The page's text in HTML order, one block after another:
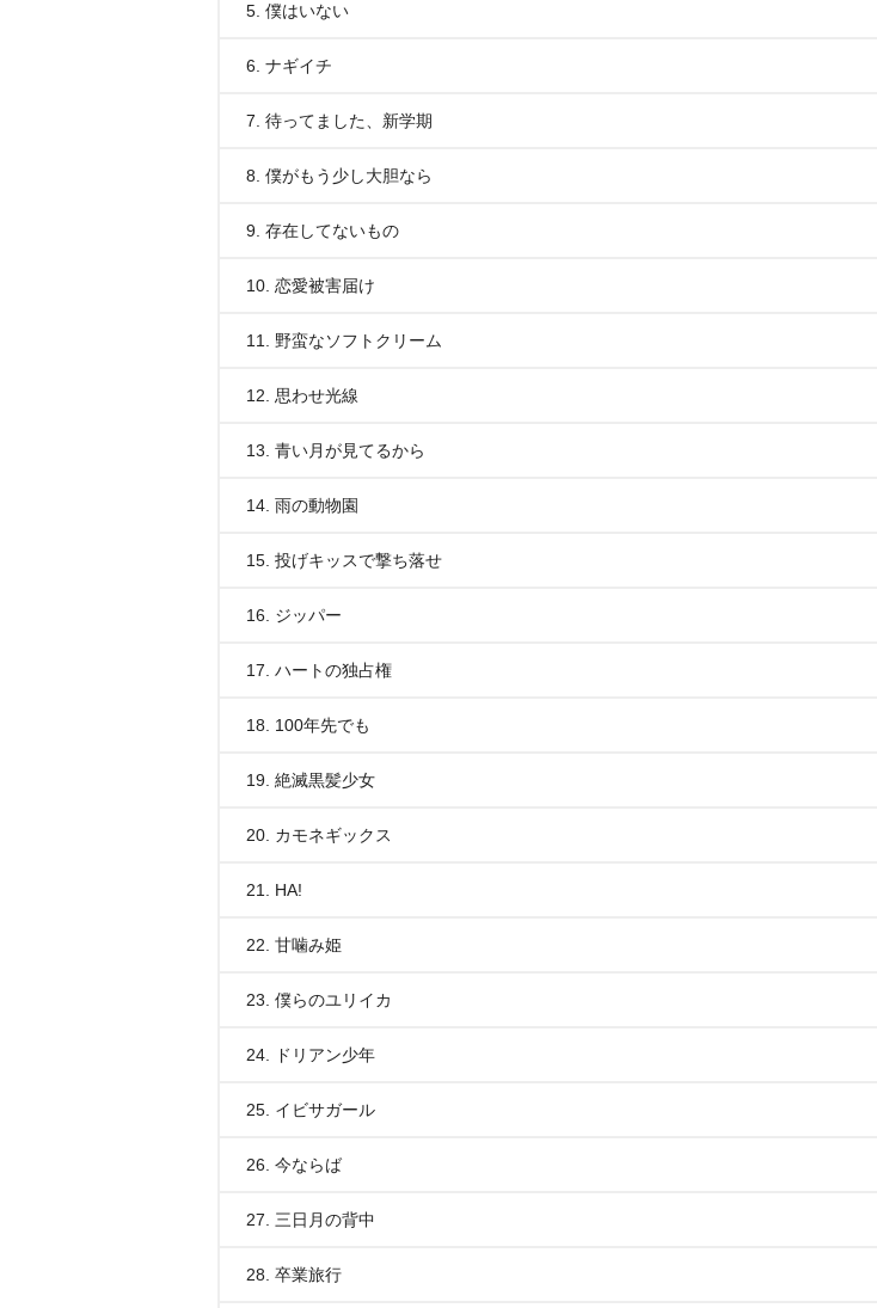
5. 僕はいない
6. ナギイチ
7. 待ってました、新学期
8. 僕がもう少し大胆なら
9. 存在してないもの
10. 恋愛被害届け
11. 野蛮なソフトクリーム
12. 思わせ光線
13. 青い月が見てるから
14. 雨の動物園
15. 投げキッスで撃ち落せ
16. ジッパー
17. ハートの独占権
18. 100年先でも
19. 絶滅黒髪少女
20. カモネギックス
21. HA!
22. 甘噛み姫
23. 僕らのユリイカ
24. ドリアン少年
25. イビサガール
26. 今ならば
27. 三日月の背中
28. 卒業旅行